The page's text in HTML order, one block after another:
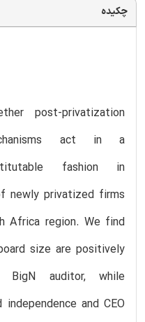
چکیده
post-privatization
act in a
fashion in
newly privatized firms
Africa region. We find
size are positively
auditor, while
and CEO